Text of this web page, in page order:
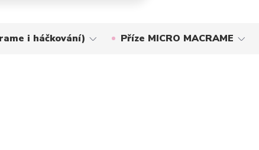
i háčkování) Příze MICRO MACRAME